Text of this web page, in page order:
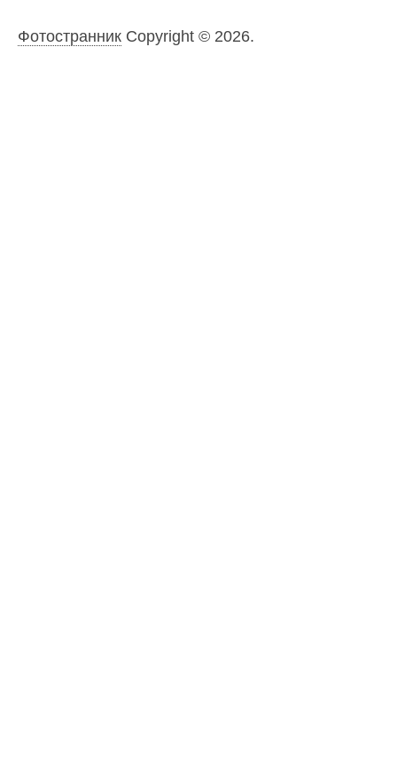
ФотостранникCopyright © 2026.